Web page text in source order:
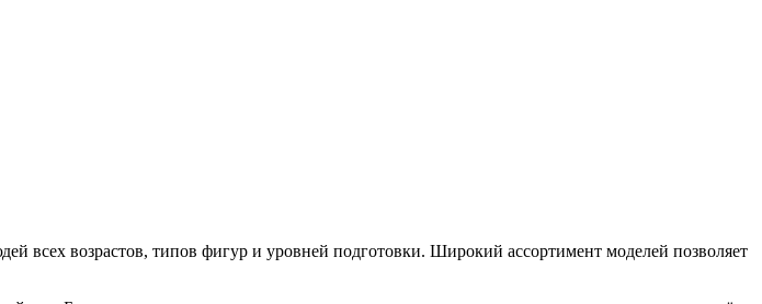
всех возрастов, типов фигур и уровней подготовки. Широкий ассортимент моделей позволяет